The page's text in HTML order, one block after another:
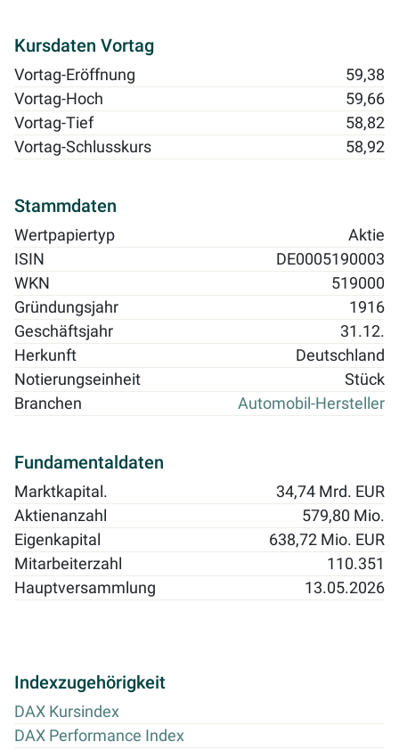
Kursdaten Vortag
Vortag-Eröffnung
59,38
Vortag-Hoch
59,66
Vortag-Tief
58,82
Vortag-Schlusskurs
58,92
Stammdaten
Wertpapiertyp
Aktie
ISIN
DE0005190003
WKN
519000
Gründungsjahr
1916
Geschäftsjahr
31.12.
Herkunft
Deutschland
Notierungseinheit
Stück
Branchen
Automobil-Hersteller
Fundamentaldaten
Marktkapital.
34,74 Mrd. EUR
Aktienanzahl
579,80 Mio.
Eigenkapital
638,72 Mio. EUR
Mitarbeiterzahl
110.351
Hauptversammlung
13.05.2026
Indexzugehörigkeit
DAX Kursindex
DAX Performance Index